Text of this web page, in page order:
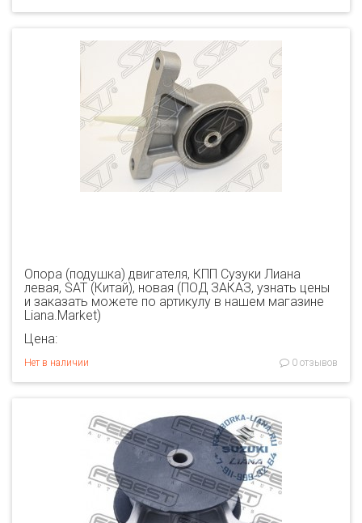
Опора (подушка) двигателя, КПП Сузуки Лиана
левая, SAT (Китай), новая (ПОД ЗАКАЗ, узнать цены
и заказать можете по артикулу в нашем магазине
Liana.Market)
Цена:
Нет в наличии 0 отзывов